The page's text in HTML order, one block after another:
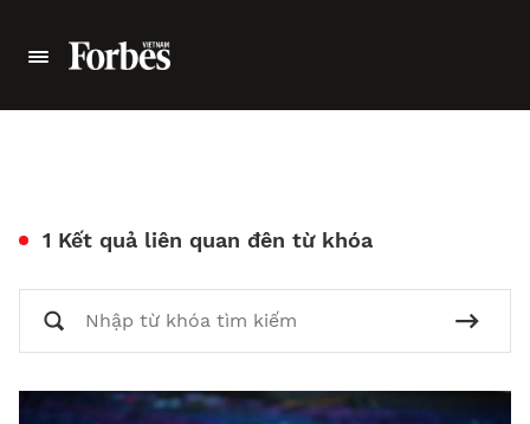
1 Kết quả liên quan đên từ khóa